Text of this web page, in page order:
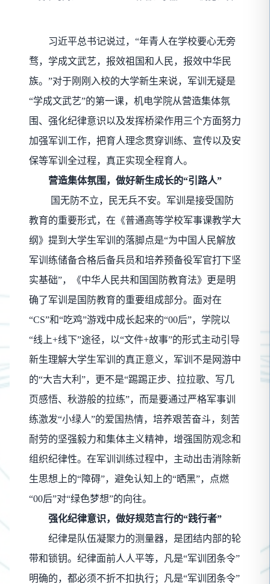
习近平总书记说过， “年青人在学校要心无旁
骛，学成文武艺，报效祖国和人民，报效中华民
族。 ”对于刚刚入校的大学新生来说，军训无疑是
“学成文武艺”的第一课，机电学院从营造集体氛
围、强化纪律意识以及发挥桥梁作用三个方面努力
加强军训工作，把育人理念贯穿训练、宣传以及安
保等军训全过程，真正实现全程育人。
营造集体氛围，做好新生成长的“引路人”
国无防不立，民无兵不安。军训是接受国防
教育的重要形式，在《普通高等学校军事课教学大
纲》提到大学生军训的落脚点是“为中国人民解放
军训练储备合格后备兵员和培养预备役军官打下坚
实基础”，《中华人民共和国国防教育法》更是明
确了军训是国防教育的重要组成部分。面对在
“CS”和“吃鸡”游戏中成长起来的“00后”，学院以
“线上+线下”途径，以“文件+故事”的形式主动引导
新生理解大学生军训的真正意义，军训不是网游中
的“大吉大利”，更不是“踢踢正步、拉拉歌、写几
页感悟、秋游般的拉练”，而是要通过严格军事训
练激发“小绿人”的爱国热情，培养艰苦奋斗，刻苦
耐劳的坚强毅力和集体主义精神，增强国防观念和
组织纪律性。在军训训练过程中，主动出击消除新
生思想上的“障碍”，避免认知上的“晒黑”，点燃
“00后”对“绿色梦想”的向往。
强化纪律意识，做好规范言行的“践行者”
纪律是队伍凝聚力的测量器，是团结内部的轮
带和锁钥。纪律面前人人平等，凡是“军训团条令”
明确的，都必须不折不扣执行；凡是“军训团条令”